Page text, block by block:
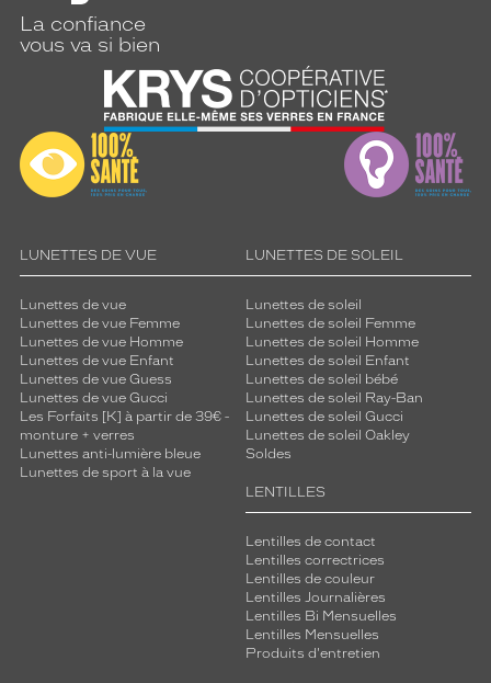
Non
Fournisseur
Kering
Chloé
La confiance
vous va si bien
LUNETTES DE VUE
Lunettes de vue
Lunettes de vue Femme
Lunettes de vue Homme
Lunettes de vue Enfant
Lunettes de vue Guess
Lunettes de vue Gucci
Les Forfaits [K] à partir de 39€ -
monture + verres
Lunettes anti-lumière bleue
Lunettes de sport à la vue
LUNETTES DE SOLEIL
Lunettes de soleil
Lunettes de soleil Femme
Lunettes de soleil Homme
Lunettes de soleil Enfant
Lunettes de soleil bébé
Lunettes de soleil Ray-Ban
Lunettes de soleil Gucci
Lunettes de soleil Oakley
Soldes
LENTILLES
Lentilles de contact
Lentilles correctrices
Lentilles de couleur
Lentilles Journalières
Lentilles Bi Mensuelles
Lentilles Mensuelles
Produits d'entretien